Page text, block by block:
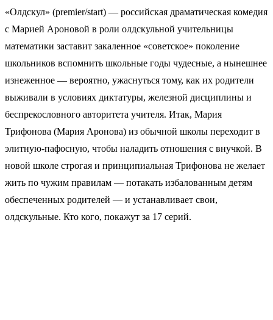
«Олдскул» (premier/start) — российская драматическая комедия
с Марией Ароновой в роли олдскульной учительницы
математики заставит закаленное «советское» поколение
школьников вспомнить школьные годы чудесные, а нынешнее
изнеженное — вероятно, ужаснуться тому, как их родители
выживали в условиях диктатуры, железной дисциплины и
беспрекословного авторитета учителя. Итак, Мария
Трифонова (Мария Аронова) из обычной школы переходит в
элитную-пафосную, чтобы наладить отношения с внучкой. В
новой школе строгая и принципиальная Трифонова не желает
жить по чужим правилам — потакать избалованным детям
обеспеченных родителей — и устанавливает свои,
олдскульные. Кто кого, покажут за 17 серий.